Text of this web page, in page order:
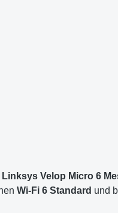
Linksys Velop Micro 6
Wi-Fi 6 Standard und